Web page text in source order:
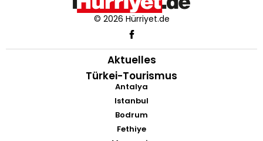
© 2026 Hürriyet.de
Aktuelles
Türkei-Tourismus
Antalya
Istanbul
Bodrum
Fethiye